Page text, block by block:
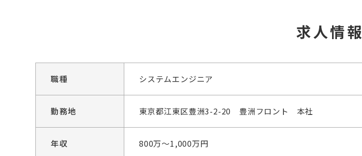
求人情報
職種 システムエンジニア
勤務地 東京都江東区豊洲3-2-20 豊洲フロント 本社
年収 800万～1,000万円